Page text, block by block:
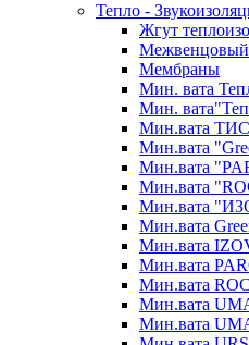
Тепло -
Жгут
Межвенцовый
Мембраны
Мин. вата
Мин.
Мин.вата
Мин.вата
Мин.вата
Мин.вата
Мин.вата
Мин.вата
Мин.вата
Мин.вата
Мин.вата
Мин.вата
Мин.вата